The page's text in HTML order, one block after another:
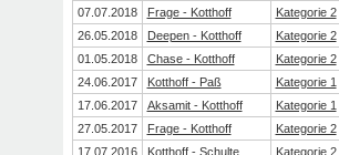
07.07.2018
Frage - Kotthoff
Kategorie 2
26.05.2018
Deepen - Kotthoff
Kategorie 2
01.05.2018
Chase - Kotthoff
Kategorie 2
24.06.2017
Kotthoff - Paß
Kategorie 1
17.06.2017
Aksamit - Kotthoff
Kategorie 1
27.05.2017
Frage - Kotthoff
Kategorie 2
17.07.2016
Kotthoff - Schulte Kategorie 2